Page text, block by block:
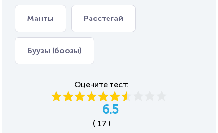
Манты Расстегай
Буузы (боозы)
Оцените тест:
6.5
( 17 )